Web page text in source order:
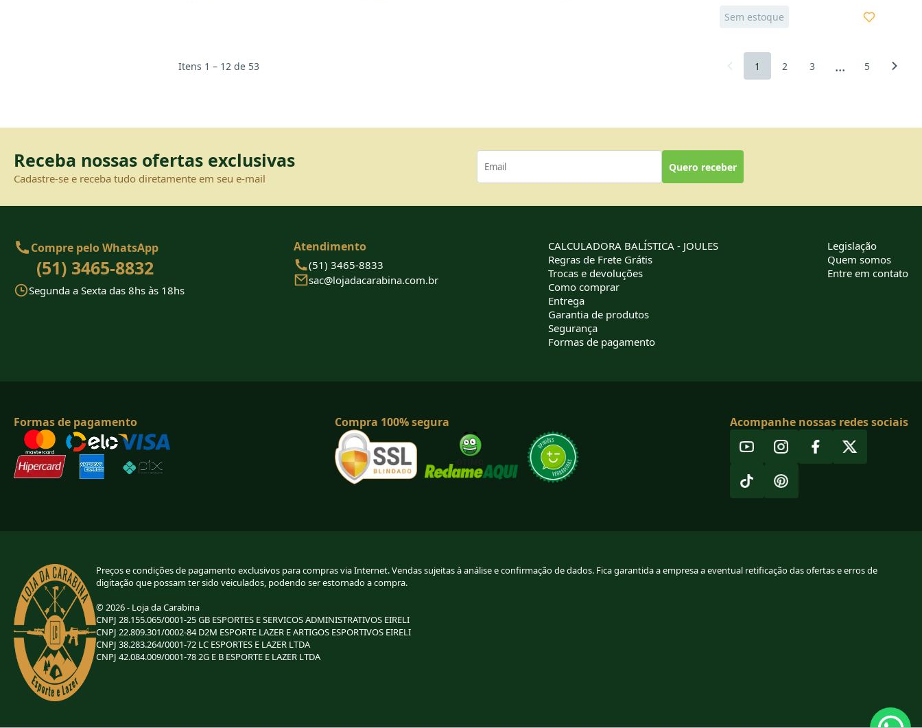
Sem estoque
Itens 1 – 12 de 53 1 2 3 ... 5
Receba nossas ofertas exclusivas
Cadastre-se e receba tudo diretamente em seu e-mail
Quero receber
Compre pelo WhatsApp
(51) 3465-8832
Segunda a Sexta das 8hs às 18hs
Atendimento
(51) 3465-8833
sac@lojadacarabina.com.br
CALCULADORA BALÍSTICA - JOULES
Regras de Frete Grátis
Trocas e devoluções
Como comprar
Entrega
Garantia de produtos
Segurança
Formas de pagamento
Legislação
Quem somos
Entre em contato
Formas de pagamento Compra 100% segura Acompanhe nossas redes sociais
Preços e condições de pagamento exclusivos para compras via Internet. Vendas sujeitas à análise e confirmação de dados. Fica garantida a empresa a eventual retificação das ofertas e erros de
digitação que possam ter sido veiculados, podendo ser estornado a compra.
© 2026 - Loja da Carabina
CNPJ 28.155.065/0001-25 GB ESPORTES E SERVICOS ADMINISTRATIVOS EIRELI
CNPJ 22.809.301/0002-84 D2M ESPORTE LAZER E ARTIGOS ESPORTIVOS EIRELI
CNPJ 38.283.264/0001-72 LC ESPORTES E LAZER LTDA
CNPJ 42.084.009/0001-78 2G E B ESPORTE E LAZER LTDA